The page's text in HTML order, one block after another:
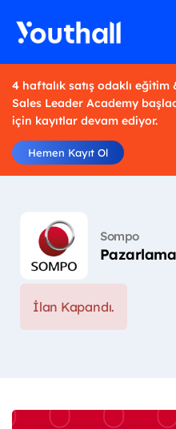
4 haftalık satış odaklı
Sales Leader Academy
için kayıtlar devam ediyor.
Hemen Kayıt Ol
Sompo
İlan Kapandı.